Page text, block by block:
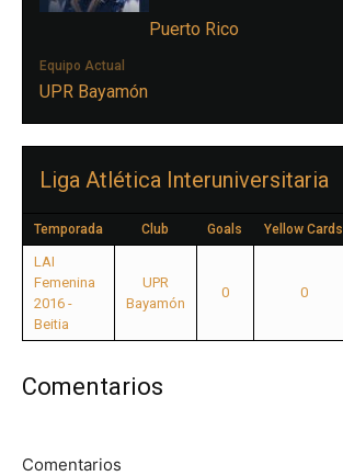
Puerto Rico
Equipo Actual
UPR Bayamón
Liga Atlética Interuniversitaria
Temporada Club Goals Yellow Cards
LAI
Femenina
2016 -
Beitia
UPR
Bayamón
0 0
Comentarios
Comentarios